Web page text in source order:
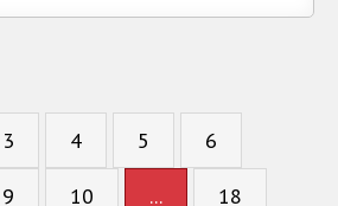
3 4 5 6
9 10 ... 18